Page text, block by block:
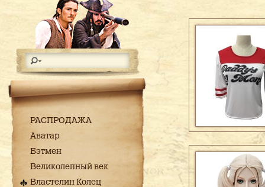
РАСПРОДАЖА
Аватар
Бэтмен
Великолепный век
Властелин Колец